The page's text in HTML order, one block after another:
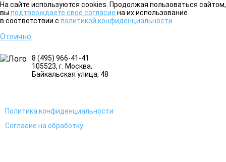
На сайте используются cookies. Продолжая пользоваться сайтом,
вы подтверждаете своё согласие на их использование
в соответствии с политикой конфиденциальности
Отлично
8 (495) 966-41-41
105523, г. Москва,
Байкальская улица, 48
Политика конфиденциальности
Согласие на обработку